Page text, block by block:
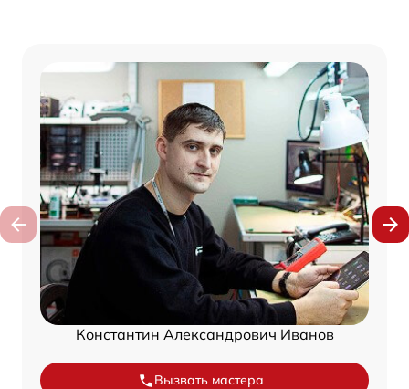
Константин Александрович Иванов
Вызвать мастера